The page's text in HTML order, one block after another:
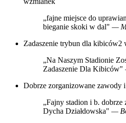
„fajne miejsce do
bieganie skoki w dal" —
Zadaszenie trybun dla kibiców2
„Na Naszym Stadionie
Zadaszenie Dla Kibiców"
Dobrze zorganizowane zawody
„Fajny stadion i b.
Dycha Działdowska" —